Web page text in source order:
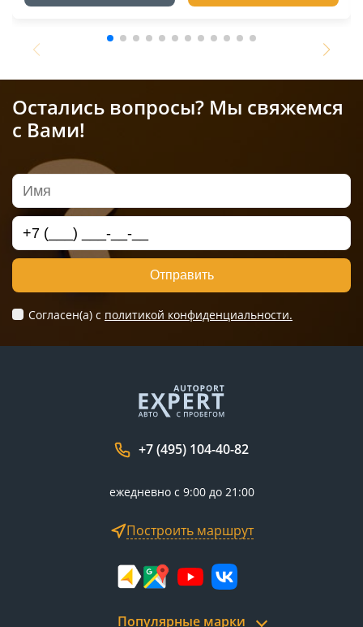
Остались вопросы? Мы свяжемся
с Вами!
Отправить
Согласен(а) c политикой конфиденциальности.
+7 (495) 104-40-82
ежедневно с 9:00 до 21:00
Построить маршрут
Популярные марки